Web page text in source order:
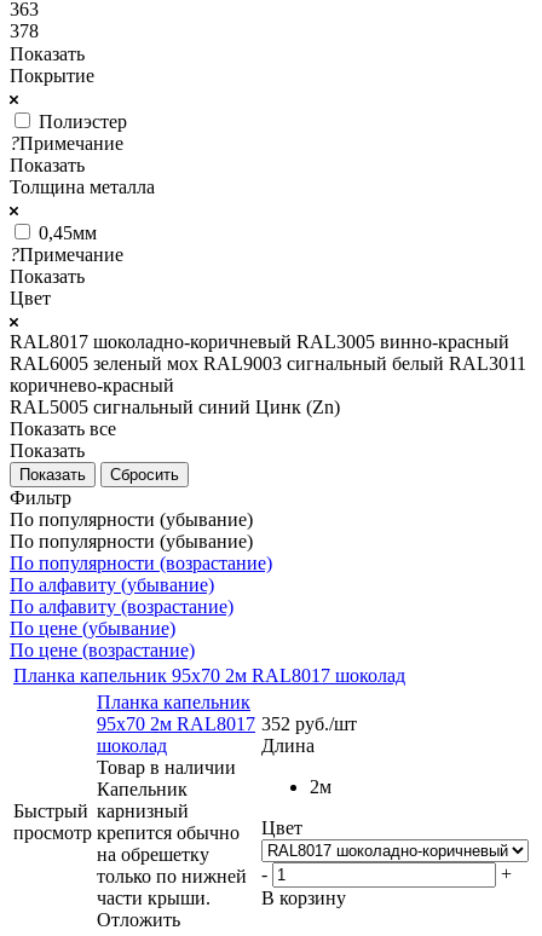
363
378
Показать
Покрытие
Полиэстер
?Примечание
Показать
Толщина металла
0,45мм
?Примечание
Показать
Цвет
RAL8017 шоколадно-коричневый RAL3005 винно-красный
RAL6005 зеленый мох RAL9003 сигнальный белый RAL3011
коричнево-красный
RAL5005 сигнальный синий Цинк (Zn)
Показать все
Показать
Сбросить
Фильтр
По популярности (убывание)
По популярности (убывание)
По популярности (возрастание)
По алфавиту (убывание)
По алфавиту (возрастание)
По цене (убывание)
По цене (возрастание)
Планка капельник 95x70 2м RAL8017 шоколад
Быстрый
просмотр
Планка капельник
95x70 2м RAL8017
шоколад
Товар в наличии
Капельник
карнизный
крепится обычно
на обрешетку
только по нижней
части крыши.
Отложить
352 руб./шт
Длина
2м
Цвет
-
+
В корзину